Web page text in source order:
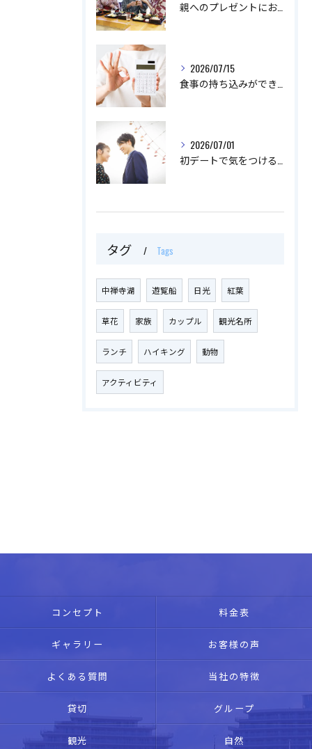
2026/07/15
2026/07/01
タグ Tags
中禅寺湖 遊覧船 日光 紅葉
草花 家族 カップル 観光名所
ランチ ハイキング 動物
アクティビティ
コンセプト 料金表
ギャラリー お客様の声
よくある質問 当社の特徴
貸切 グループ
観光 自然